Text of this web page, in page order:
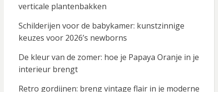
verticale plantenbakken
Schilderijen voor de babykamer: kunstzinnige
keuzes voor 2026’s newborns
De kleur van de zomer: hoe je Papaya Oranje in je
interieur brengt
Retro gordijnen: breng vintage flair in je moderne